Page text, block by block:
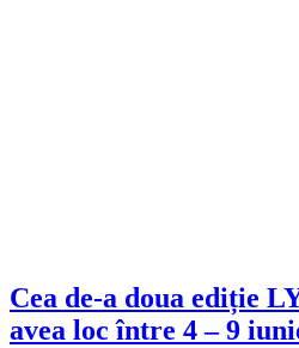
Cea de-a doua ediție
avea loc între 4 – 9